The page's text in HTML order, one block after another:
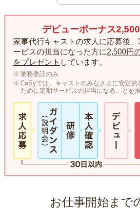
デビューボーナス
家事代行キャストの求人に応募後
ービスの担当になった方に2,500円
をプレゼント しています。
業務委託のみ
CaSyでは、キャストのみなさまに安定的
ために定期サービスの担当になることを
お仕事開始まで